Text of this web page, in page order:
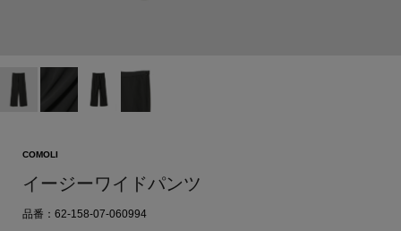
COMOLI
イージーワイドパンツ
品番：62-158-07-060994